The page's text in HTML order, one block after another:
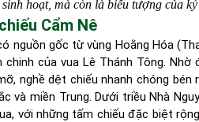
hoạt, mà còn là biểu tượng của
Cẩm Nê
nguồn gốc từ vùng Hoằng Hóa
chinh của vua Lê Thánh Tông.
nghề dệt chiếu nhanh chóng
và miền Trung. Dưới triều Nhà
với những tấm chiếu đặc biệt